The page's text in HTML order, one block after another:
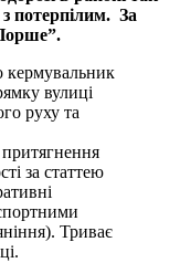
потерпілим. За
кермувальник
вулиці
руху та
за статтею
Триває